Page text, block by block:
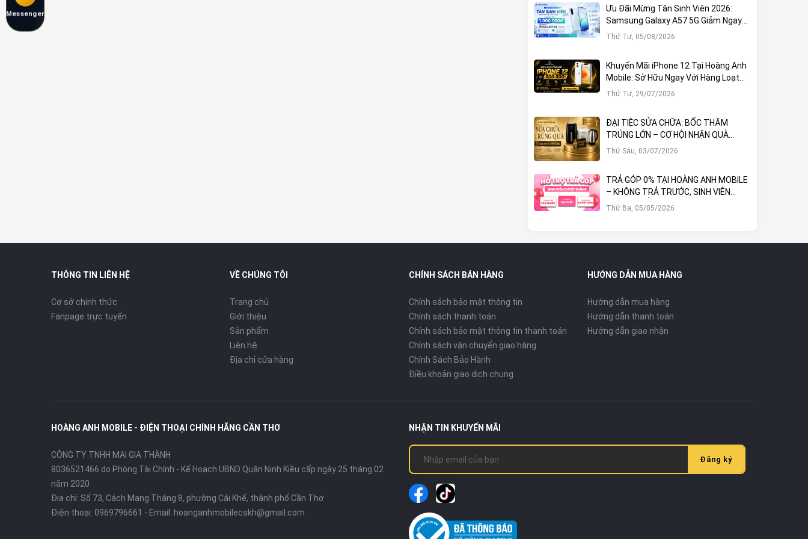
Ưu Đãi Mừng Tân Sinh Viên 2026:
Samsung Galaxy A57 5G Giảm Ngay
1.000.000đ
Thứ Tư, 05/08/2026
Khuyến Mãi iPhone 12 Tại Hoàng Anh
Mobile: Sở Hữu Ngay Với Hàng Loạt
Ưu Đãi Hấp Dẫn
Thứ Tư, 29/07/2026
ĐẠI TIỆC SỬA CHỮA: BỐC THĂM
TRÚNG LỚN – CƠ HỘI NHẬN QUÀ
KHỦNG TẠI HOÀNG ANH MOBILE
Thứ Sáu, 03/07/2026
TRẢ GÓP 0% TẠI HOÀNG ANH MOBILE
– KHÔNG TRẢ TRƯỚC, SINH VIÊN
DUYỆT THẲNG!
Thứ Ba, 05/05/2026
THÔNG TIN LIÊN HỆ
Cơ sở chính thức
Fanpage trực tuyến
VỀ CHÚNG TÔI
Trang chủ
Giới thiệu
Sản phẩm
Liên hệ
Địa chỉ cửa hàng
CHÍNH SÁCH BÁN HÀNG
Chính sách bảo mật thông tin
Chính sách thanh toán
Chính sách bảo mật thông tin thanh toán
Chính sách vận chuyển giao hàng
Chính Sách Bảo Hành
Điều khoản giao dịch chung
HƯỚNG DẪN MUA HÀNG
Hướng dẫn mua hàng
Hướng dẫn thanh toán
Hướng dẫn giao nhận
HOÀNG ANH MOBILE - ĐIỆN THOẠI CHÍNH HÃNG CẦN THƠ
CÔNG TY TNHH MAI GIA THÀNH
8036521466 do Phòng Tài Chính - Kế Hoạch UBND Quận Ninh Kiều cấp ngày 25 tháng 02
năm 2020
Địa chỉ: Số 73, Cách Mạng Tháng 8, phường Cái Khế, thành phố Cần Thơ
Điện thoại: 0969796661 - Email: hoanganhmobilecskh@gmail.com
NHẬN TIN KHUYẾN MÃI
Đăng ký
Messenger